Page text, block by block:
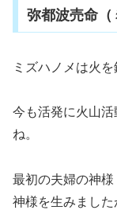
弥都波売命（
ミズハノメは火を
今も活発に火山
ね。
最初の夫婦の神
神様を生みました